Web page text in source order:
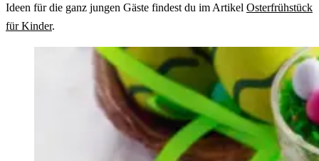
Ideen für die ganz jungen Gäste findest du im Artikel Osterfrühstück
für Kinder.